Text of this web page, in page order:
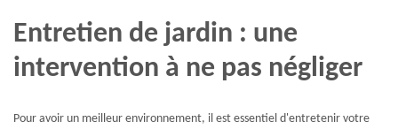
Entretien de jardin : une
intervention à ne pas négliger
Pour avoir un meilleur environnement, il est essentiel d'entretenir votre